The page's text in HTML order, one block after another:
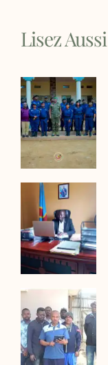
Lisez Aussi